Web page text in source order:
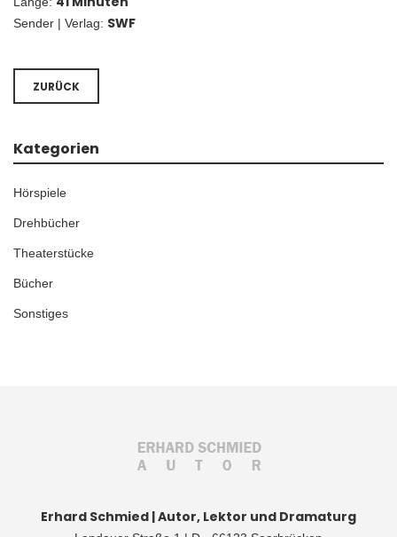
Sender | Verlag: SWF
ZURÜCK
Kategorien
Hörspiele
Drehbücher
Theaterstücke
Bücher
Sonstiges
Erhard Schmied | Autor, Lektor und Dramaturg